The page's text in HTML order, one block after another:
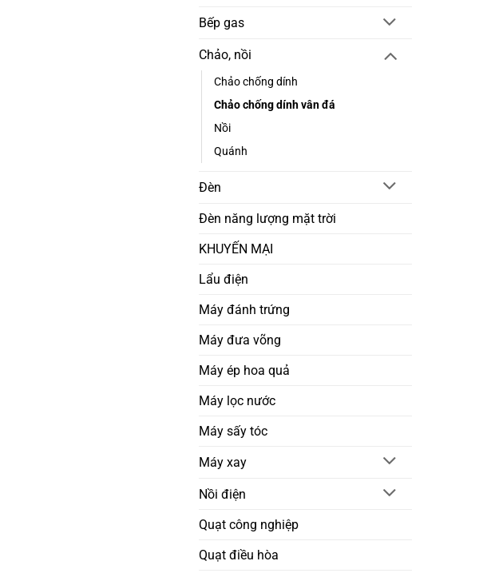
364.000 ₫.Bếp gas
Chảo, nồi
Chảo chống dính
Chảo chống dính vân đá
Nồi
Quánh
Đèn
Đèn năng lượng mặt trời
KHUYẾN MẠI
Lẩu điện
Máy đánh trứng
Máy đưa võng
Máy ép hoa quả
Máy lọc nước
Máy sấy tóc
Máy xay
Nồi điện
Quạt công nghiệp
Quạt điều hòa